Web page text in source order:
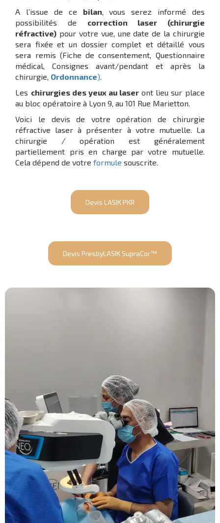
A l’issue de ce bilan, vous serez informé des
possibilités de correction laser (chirurgie
réfractive) pour votre vue, une date de la chirurgie
sera fixée et un dossier complet et détaillé vous
sera remis (Fiche de consentement, Questionnaire
médical, Consignes avant/pendant et après la
chirurgie, Ordonnance).
Les chirurgies des yeux au laser ont lieu sur place
au bloc opératoire à Lyon 9, au 101 Rue Marietton.
Voici le devis de votre opération de chirurgie
réfractive laser à présenter à votre mutuelle. La
chirurgie / opération est généralement
partiellement pris en charge par votre mutuelle.
Cela dépend de votreformule souscrite.
Devis LASIK PKR
Devis PresbyLASIK SupraCor™